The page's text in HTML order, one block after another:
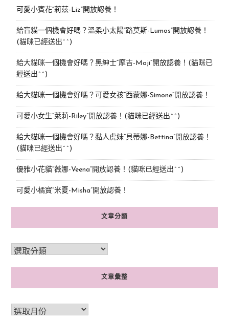
可愛小賓花“莉茲-Liz”開放認養！
給盲貓一個機會好嗎？溫柔小太陽“路莫斯-Lumos”開放認養！
(貓咪已經送出^^)
給大貓咪一個機會好嗎？黑紳士“摩吉-Moji”開放認養！(貓咪已
經送出^^)
給大貓咪一個機會好嗎？可愛女孩“西蒙娜-Simone“開放認養！
可愛小女生“萊莉-Riley”開放認養！(貓咪已經送出^^)
給大貓咪一個機會好嗎？黏人虎妹“貝蒂娜-Bettina”開放認養！
(貓咪已經送出^^)
優雅小花貓“薇娜-Veena”開放認養！(貓咪已經送出^^)
可愛小橘寶”米夏-Misha”開放認養！
文章分類
文章彙整